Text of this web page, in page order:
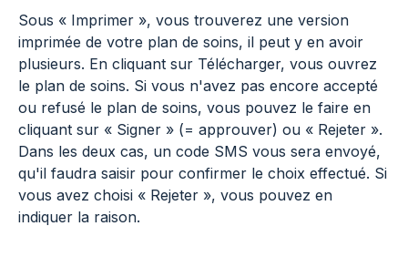
Sous « Imprimer », vous trouverez une version
imprimée de votre plan de soins, il peut y en avoir
plusieurs. En cliquant sur Télécharger, vous ouvrez
le plan de soins. Si vous n'avez pas encore accepté
ou refusé le plan de soins, vous pouvez le faire en
cliquant sur « Signer » (= approuver) ou « Rejeter ».
Dans les deux cas, un code SMS vous sera envoyé,
qu'il faudra saisir pour confirmer le choix effectué. Si
vous avez choisi « Rejeter », vous pouvez en
indiquer la raison.